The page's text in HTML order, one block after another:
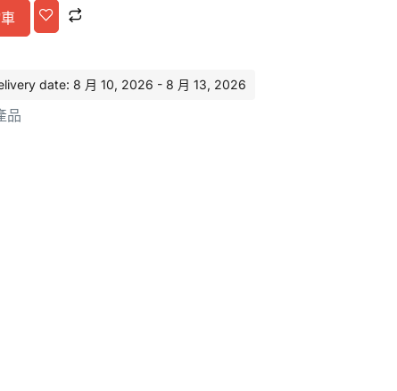
date: 8 月 10, 2026 - 8 月 13, 2026
品